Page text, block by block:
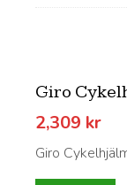
Giro
2,309 kr
Giro